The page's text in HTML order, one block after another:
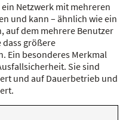
Netzwerk mit mehreren
und kann – ähnlich wie ein
auf dem mehrere Benutzer
größere
Ein besonderes Merkmal
Sie sind
und auf Dauerbetrieb und